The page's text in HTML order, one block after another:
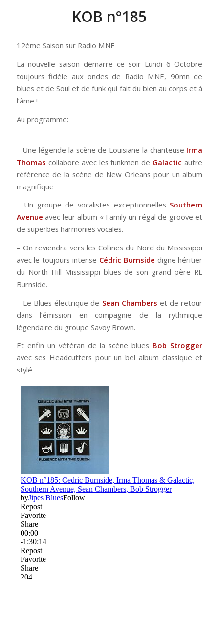
KOB n°185
12ème Saison sur Radio MNE
La nouvelle saison démarre ce soir Lundi 6 Octobre
toujours fidèle aux ondes de Radio MNE, 90mn de
blues et de Soul et de funk qui fait du bien au corps et à
l’âme !
Au programme:
– Une légende la scène de Louisiane la chanteuse Irma
Thomas collabore avec les funkmen de Galactic autre
référence de la scène de New Orleans pour un album
magnifique
– Un groupe de vocalistes exceptionnelles Southern
Avenue avec leur album « Family un régal de groove et
de superbes harmonies vocales.
– On reviendra vers les Collines du Nord du Mississippi
avec le toujours intense Cédric Burnside digne héritier
du North Hill Mississippi blues de son grand père RL
Burnside.
– Le Blues électrique de Sean Chambers et de retour
dans l’émission en compagnie de la rythmique
légendaire du groupe Savoy Brown.
Et enfin un vétéran de la scène blues Bob Strogger
avec ses Headcutters pour un bel album classique et
stylé